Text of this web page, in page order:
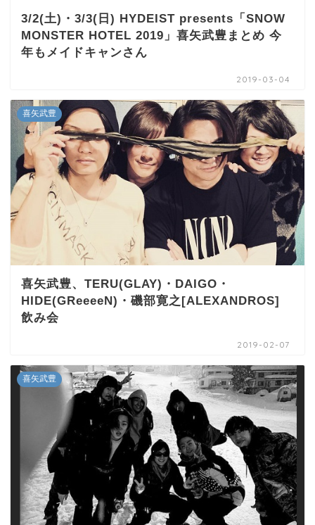
3/2(土)・3/3(日) HYDEIST presents「SNOW
MONSTER HOTEL 2019」喜矢武豊まとめ 今
年もメイドキャンさん
2019-03-04
喜矢武豊
喜矢武豊、TERU(GLAY)・DAIGO・
HIDE(GReeeeN)・磯部寛之[ALEXANDROS]
飲み会
2019-02-07
喜矢武豊